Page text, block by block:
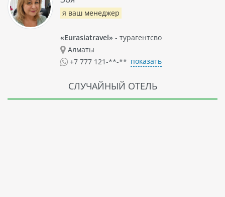
я ваш менеджер
«Eurasiatravel» - турагентсво
Алматы
+7 777 121-**-** показать
СЛУЧАЙНЫЙ ОТЕЛЬ